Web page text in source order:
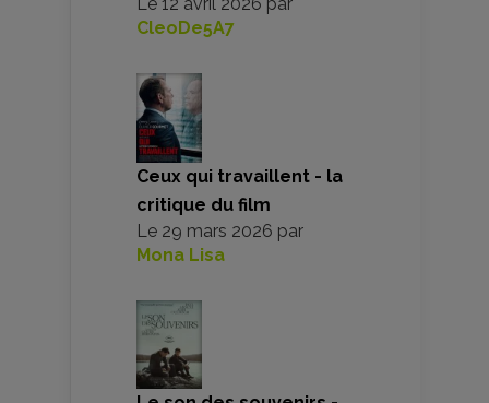
CleoDe5A7
Ceux qui travaillent - la
critique du film
Le 29 mars 2026 par
Mona Lisa